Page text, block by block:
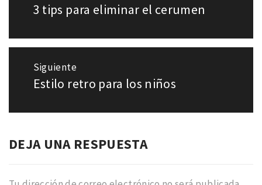
entradas
Entrada
3 tips para eliminar el cerumen
Siguiente
Entrada
Estilo retro para los niños
DEJA UNA RESPUESTA